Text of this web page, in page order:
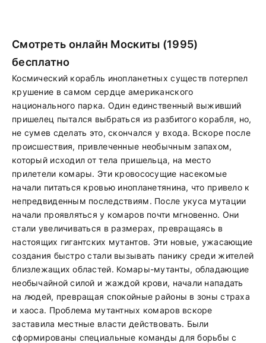
Смотреть онлайн Москиты (1995)
бесплатно
Космический корабль инопланетных существ потерпел
крушение в самом сердце американского
национального парка. Один единственный выживший
пришелец пытался выбраться из разбитого корабля, но,
не сумев сделать это, скончался у входа. Вскоре после
происшествия, привлеченные необычным запахом,
который исходил от тела пришельца, на место
прилетели комары. Эти кровососущие насекомые
начали питаться кровью инопланетянина, что привело к
непредвиденным последствиям. После укуса мутации
начали проявляться у комаров почти мгновенно. Они
стали увеличиваться в размерах, превращаясь в
настоящих гигантских мутантов. Эти новые, ужасающие
создания быстро стали вызывать панику среди жителей
близлежащих областей. Комары-мутанты, обладающие
необычайной силой и жаждой крови, начали нападать
на людей, превращая спокойные районы в зоны страха
и хаоса. Проблема мутантных комаров вскоре
заставила местные власти действовать. Были
сформированы специальные команды для борьбы с